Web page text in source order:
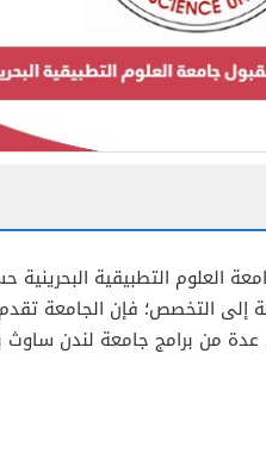
العلوم التطبيقية البحرينية
إلى التخصص؛ فإن الجامعة
عدة من برامج جامعة لندن ساوث